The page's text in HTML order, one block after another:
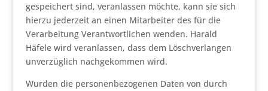
gespeichert sind, veranlassen möchte, kann sie sich
hierzu jederzeit an einen Mitarbeiter des für die
Verarbeitung Verantwortlichen wenden. Harald
Häfele wird veranlassen, dass dem Löschverlangen
unverzüglich nachgekommen wird.
Wurden die personenbezogenen Daten von durch